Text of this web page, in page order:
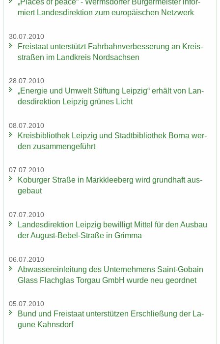
„Places of peace“ - Werms­dor­fer Bür­ger­meis­ter in­for­
miert Lan­des­di­rek­ti­on zum eu­ro­päi­schen Netz­werk
30.07.2010
Frei­staat un­ter­stützt Fahr­bahn­ver­bes­se­rung an Kreis­
stra­ßen im Land­kreis Nord­sach­sen
28.07.2010
„En­er­gie und Um­welt Stif­tung Leip­zig“ er­hält von Lan­
des­di­rek­ti­on Leip­zig grü­nes Licht
08.07.2010
Kreis­bi­blio­thek Leip­zig und Stadt­bi­blio­thek Borna wer­
den zu­sam­men­ge­führt
07.07.2010
Ko­bur­ger Stra­ße in Mark­klee­berg wird grund­haft aus­
ge­baut
07.07.2010
Lan­des­di­rek­ti­on Leip­zig be­wil­ligt Mit­tel für den Aus­bau
der August-​Bebel-Straße in Grim­ma
06.07.2010
Ab­was­ser­ein­lei­tung des Un­ter­neh­mens Saint-​Gobain
Glass Flach­glas Tor­gau GmbH wurde neu ge­ord­net
05.07.2010
Bund und Frei­staat un­ter­stüt­zen Er­schlie­ßung der La­
gu­ne Kahns­dorf